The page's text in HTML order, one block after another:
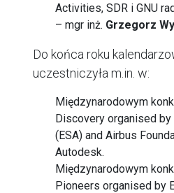
Activities, SDR i GNU
– mgr inż. Grzegorz
Do końca roku
uczestniczyła m.in. w:
Międzynarodowym
Discovery organised by
(ESA) and Airbus
Autodesk.
Międzynarodowym
Pioneers organised by